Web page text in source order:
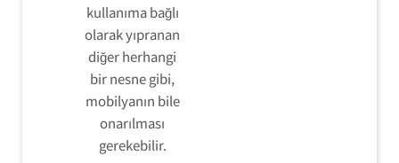
kullanıma bağlı
olarak yıpranan
diğer herhangi
bir nesne gibi,
mobilyanın bile
onarılması
gerekebilir.